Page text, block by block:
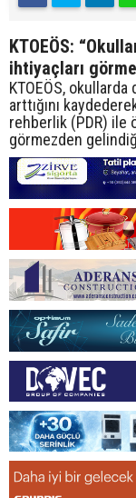
KTOEÖS:
ihtiyaçları
KTOEÖS, okullarda
arttığını
rehberlik (PDR) ile
görmezden